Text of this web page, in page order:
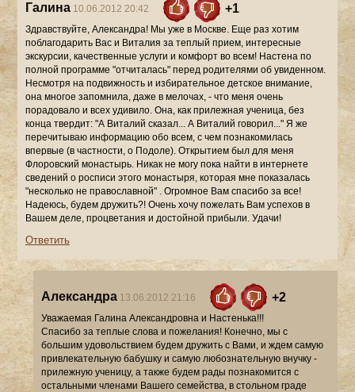
Галина 10.06.2012 20:42 +1
Здравствуйте, Александра! Мы уже в Москве. Еще раз хотим поблагодарить Вас и Виталия за теплый прием, интересные экскурсии, качественные услуги и комфорт во всем! Настена по полной программе "отчиталась" перед родителями об увиденном. Несмотря на подвижность и избирательное детское внимание, она многое запомнила, даже в мелочах, - что меня очень порадовало и всех удивило. Она, как прилежная ученица, без конца твердит: "А Виталий сказал... А Виталий говорил..." Я же перечитываю информацию обо всем, с чем познакомилась впервые (в
Ответить
Александра 13.06.2012 21:16 +2
Уважаемая Галина Александровна и Настенька!!!
Спасибо за теплые слова и пожелания! Конечно, мы с
большим удовольствием будем дружить с Вами, и ждем самую
привлекательную бабушку и самую любознательную внучку -
прилежную ученицу, а также будем рады познакомится с
остальными членами Вашего семейства, в стольном граде